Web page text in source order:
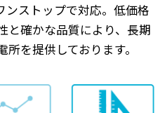
ンストップで対応。低価格
と確かな品質により、長期
を提供しております。